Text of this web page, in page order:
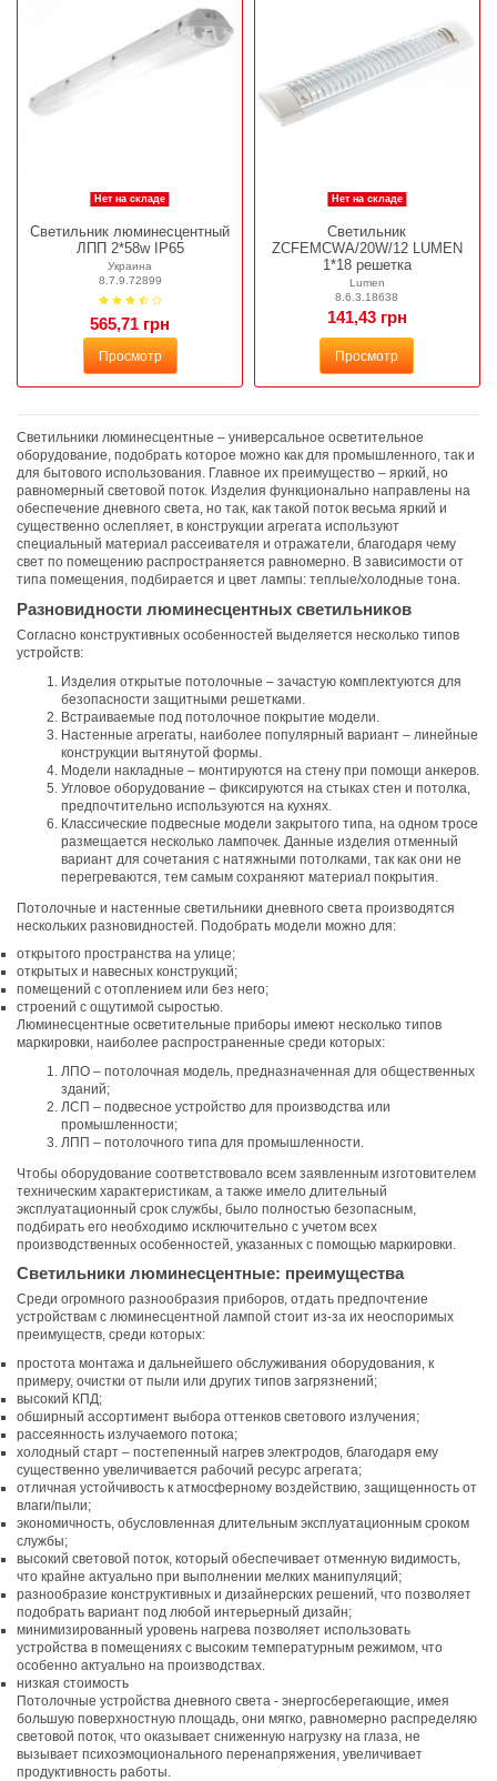
Нет на складе
Светильник люминесцентный
ЛПП 2*58w IP65
Украина
8.7.9.72899
565,71 грн
Просмотр
Нет на складе
Светильник
ZCFEMCWA/20W/12 LUMEN
1*18 решетка
Lumen
8.6.3.18638
141,43 грн
Просмотр
Светильники люминесцентные – универсальное осветительное
оборудование, подобрать которое можно как для промышленного, так и
для бытового использования. Главное их преимущество – яркий, но
равномерный световой поток. Изделия функционально направлены на
обеспечение дневного света, но так, как такой поток весьма яркий и
существенно ослепляет, в конструкции агрегата используют
специальный материал рассеивателя и отражатели, благодаря чему
свет по помещению распространяется равномерно. В зависимости от
типа помещения, подбирается и цвет лампы: теплые/холодные тона.
Разновидности люминесцентных светильников
Согласно конструктивных особенностей выделяется несколько типов
устройств:
Изделия открытые потолочные – зачастую комплектуются для
безопасности защитными решетками.
Встраиваемые под потолочное покрытие модели.
Настенные агрегаты, наиболее популярный вариант – линейные
конструкции вытянутой формы.
Модели накладные – монтируются на стену при помощи анкеров.
Угловое оборудование – фиксируются на стыках стен и потолка,
предпочтительно используются на кухнях.
Классические подвесные модели закрытого типа, на одном тросе
размещается несколько лампочек. Данные изделия отменный
вариант для сочетания с натяжными потолками, так как они не
перегреваются, тем самым сохраняют материал покрытия.
Потолочные и настенные светильники дневного света производятся
нескольких разновидностей. Подобрать модели можно для:
открытого пространства на улице;
открытых и навесных конструкций;
помещений с отоплением или без него;
строений с ощутимой сыростью.
Люминесцентные осветительные приборы имеют несколько типов
маркировки, наиболее распространенные среди которых:
ЛПО – потолочная модель, предназначенная для общественных
зданий;
ЛСП – подвесное устройство для производства или
промышленности;
ЛПП – потолочного типа для промышленности.
Чтобы оборудование соответствовало всем заявленным изготовителем
техническим характеристикам, а также имело длительный
эксплуатационный срок службы, было полностью безопасным,
подбирать его необходимо исключительно с учетом всех
производственных особенностей, указанных с помощью маркировки.
Светильники люминесцентные: преимущества
Среди огромного разнообразия приборов, отдать предпочтение
устройствам с люминесцентной лампой стоит из-за их неоспоримых
преимуществ, среди которых:
простота монтажа и дальнейшего обслуживания оборудования, к
примеру, очистки от пыли или других типов загрязнений;
высокий КПД;
обширный ассортимент выбора оттенков светового излучения;
рассеянность излучаемого потока;
холодный старт – постепенный нагрев электродов, благодаря ему
существенно увеличивается рабочий ресурс агрегата;
отличная устойчивость к атмосферному воздействию, защищенность от
влаги/пыли;
экономичность, обусловленная длительным эксплуатационным сроком
службы;
высокий световой поток, который обеспечивает отменную видимость,
что крайне актуально при выполнении мелких манипуляций;
разнообразие конструктивных и дизайнерских решений, что позволяет
подобрать вариант под любой интерьерный дизайн;
минимизированный уровень нагрева позволяет использовать
устройства в помещениях с высоким температурным режимом, что
особенно актуально на производствах.
низкая стоимость
Потолочные устройства дневного света - энергосберегающие, имея
большую поверхностную площадь, они мягко, равномерно распределяю
световой поток, что оказывает сниженную нагрузку на глаза, не
вызывает психоэмоционального перенапряжения, увеличивает
продуктивность работы.